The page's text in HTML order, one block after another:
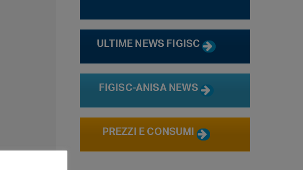
ULTIME NEWS FIGISC
FIGISC-ANISA NEWS
PREZZI E CONSUMI